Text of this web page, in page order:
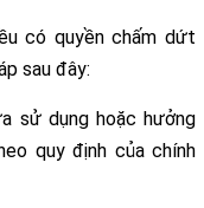
có quyền chấm dứt
sau đây:
sử dụng hoặc hưởng
quy định của chính